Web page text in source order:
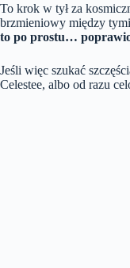
To krok w tył za
brzmieniowy między
to po prostu…
Jeśli więc szukać
Celestee, albo od razu